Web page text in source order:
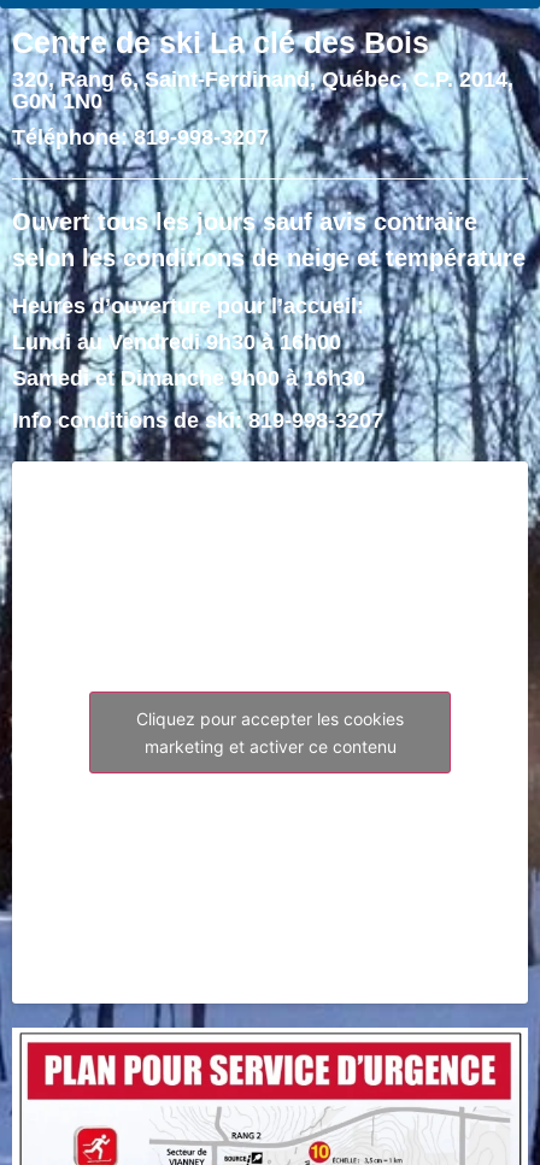
Centre de ski La clé des Bois
320, Rang 6, Saint-Ferdinand, Québec, C.P. 2014,
G0N 1N0
Téléphone: 819-998-3207
Ouvert tous les jours sauf avis contraire
selon les conditions de neige et température
Heures d’ouverture pour l’accueil:
Lundi au Vendredi 9h30 à 16h00
Samedi et Dimanche 9h00 à 16h30
Info conditions de ski: 819-998-3207
Cliquez pour accepter les cookies
marketing et activer ce contenu